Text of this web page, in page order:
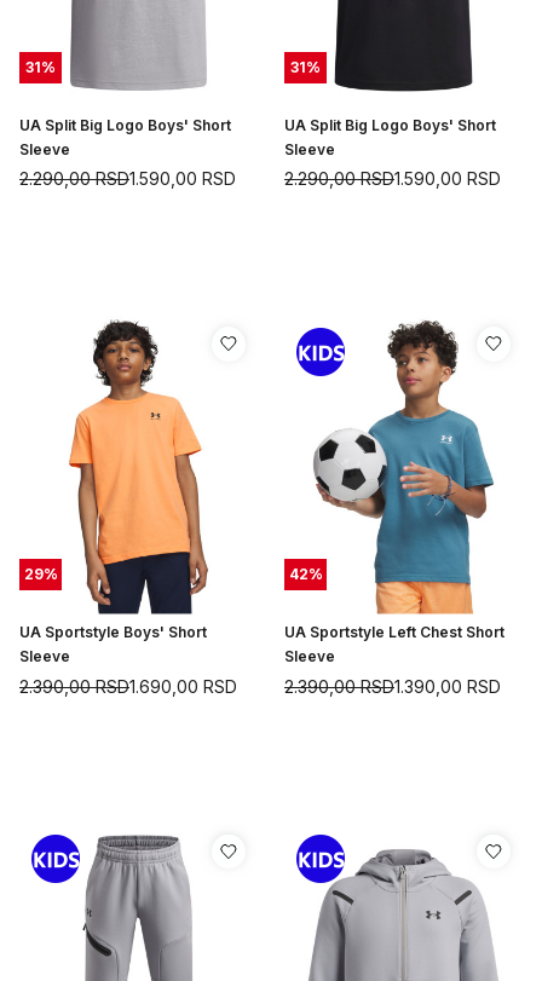
31%
UA Split Big Logo Boys' Short
Sleeve
1.590,00 RSD
2.290,00RSD
31%
UA Split Big Logo Boys' Short
Sleeve
1.590,00 RSD
2.290,00RSD
29%
UA Sportstyle Boys' Short
Sleeve
1.690,00 RSD
2.390,00RSD
42%
UA Sportstyle Left Chest Short
Sleeve
1.390,00 RSD
2.390,00RSD